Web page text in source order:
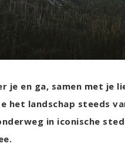
je en ga, samen met je
het landschap steeds
in iconische